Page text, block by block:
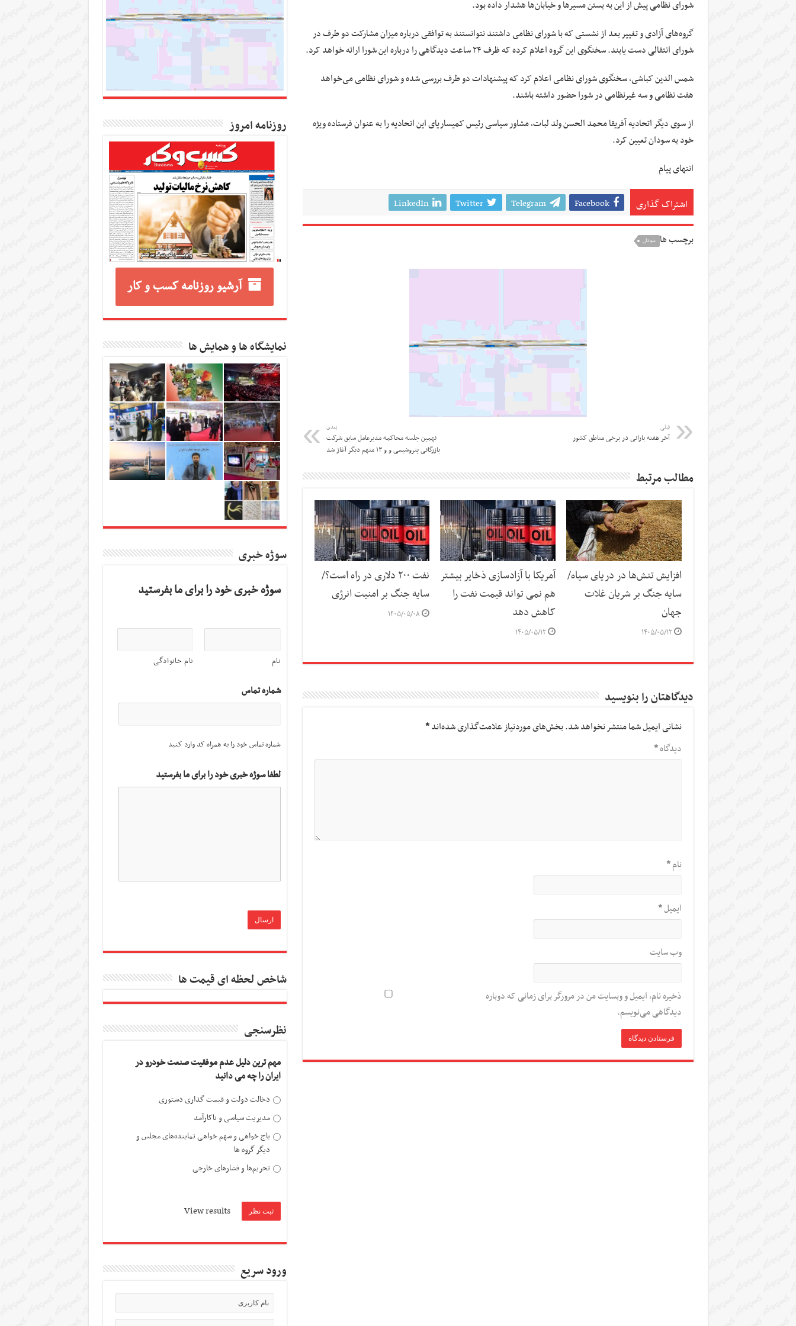
شورای نظامی پیش از این به بستن مسیرها و خیابان‌ها هشدار داده بود.
گروه‌های آزادی و تغییر بعد از نشستی که با شورای نظامی داشتند نتوانستند به توافقی درباره میزان مشارکت دو طرف در
شورای انتقالی دست یابند. سخنگوی این گروه اعلام کرده که ظرف ۲۴ ساعت دیدگاهی را درباره این شورا ارائه خواهد کرد.
شمس الدین کباشی، سخنگوی شورای نظامی اعلام کرد که پیشنهادات دو طرف بررسی شده و شورای نظامی می‌خواهد
هفت نظامی و سه غیرنظامی در شورا حضور داشته باشند.
از سوی دیگر اتحادیه آفریقا محمد الحسن ولد لبات، مشاور سیاسی رئیس کمیساریای این اتحادیه را به عنوان فرستاده ویژه
خود به سودان تعیین کرد.
انتهای پیام
اشتراک گذاری Facebook
Telegram
Twitter
LinkedIn
برچسب ها سودان
قبلی
آخر هفته‌ بارانی در برخی مناطق کشور
بعدی
نهمین جلسه محاکمه مدیرعامل سابق شرکت
بازرگانی پتروشیمی و و ۱۳ متهم دیگر آغاز شد
مطالب مرتبط
افزایش تنش‌ها در دریای سیاه/
سایه جنگ بر شریان غلات
جهان
۱۴۰۵/۰۵/۱۲
آمریکا با آزادسازی ذخایر بیشتر
هم نمی تواند قیمت نفت را
کاهش دهد
۱۴۰۵/۰۵/۱۲
نفت ۲۰۰ دلاری در راه است؟/
سایه جنگ بر امنیت انرژی
۱۴۰۵/۰۵/۰۸
دیدگاهتان را بنویسید
نشانی ایمیل شما منتشر نخواهد شد.بخش‌های موردنیاز علامت‌گذاری شده‌اند*
دیدگاه*
نام*
ایمیل*
وب‌ سایت
ذخیره نام، ایمیل و وبسایت من در مرورگر برای زمانی که دوباره
دیدگاهی می‌نویسم.
روزنامه امروز
آرشیو روزنامه کسب و کار
نمایشگاه ها و همایش ها
سوژه خبری
سوژه خبری خود را برای ما بفرستید
نام نام خانوادگی
شماره تماس
شماره تماس خود را به همراه کد وارد کنید
لطفا سوژه خبری خود را برای ما بفرستید
شاخص لحظه ای قیمت ها
نظرسنجی
مهم ترین دلیل عدم موفقیت صنعت خودرو در
ایران را چه می دانید
دخالت دولت و قیمت گذاری دستوری
مدیریت سیاسی و ناکارآمد
باج خواهی و سهم خواهی نماینده‌های مجلس و
دیگر گروه ها
تحریم‌ها و فشارهای خارجی
View results
ورود سریع